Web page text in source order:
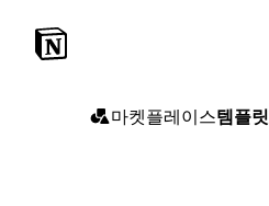
마켓플레이스템플릿